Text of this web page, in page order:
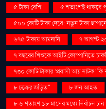
৫ টাকা বেশি
৫ শতাংশই থাকবে
৫০০ কোটি টাকা দেবে: নতুন টাকা
৬৭৫ টাকায় আমদানি
৭ আগস্ট
৭ বছরের শিশুকে আইটি কোম্পানিতে
৭৩০ কোটি টাকার ‘প্রবাসী আয় নাটক’
৮ চক্রের জড়িত"
৮ জন আহত
৮.৬ শতাংশ ১৮ মাসের মধ্যে নির্বাচন চান